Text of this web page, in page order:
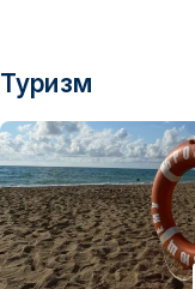
Туризм